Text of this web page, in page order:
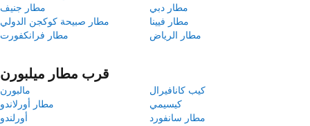
مطار جنيف
مطار دبي
مطار صبيحة كوكجن الدولي
مطار فيينا
مطار فرانكفورت
مطار الرياض
قرب مطار ميلبورن
مالبورن
كيب كانافيرال
مطار أورلاندو
كيسيمي
أورلندو
مطار سانفورد